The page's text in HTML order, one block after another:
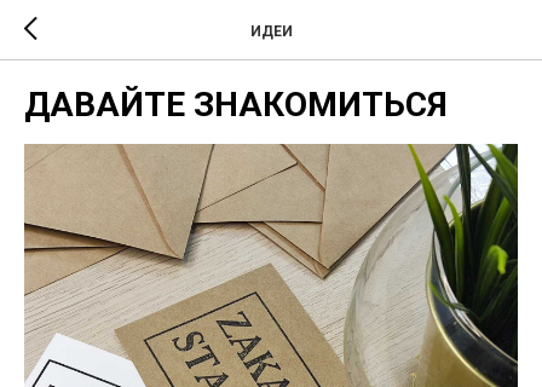
ИДЕИ
ДАВАЙТЕ ЗНАКОМИТЬСЯ